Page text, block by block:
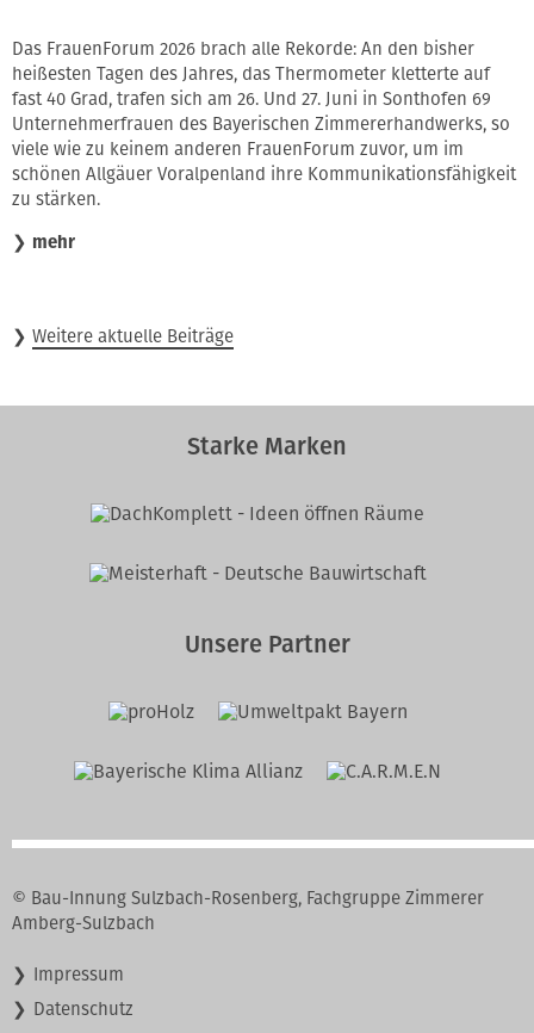
Das FrauenForum 2026 brach alle Rekorde: An den bisher
heißesten Tagen des Jahres, das Thermometer kletterte auf
fast 40 Grad, trafen sich am 26. Und 27. Juni in Sonthofen 69
Unternehmerfrauen des Bayerischen Zimmererhandwerks, so
viele wie zu keinem anderen FrauenForum zuvor, um im
schönen Allgäuer Voralpenland ihre Kommunikationsfähigkeit
zu stärken.
❯ mehr
❯ Weitere aktuelle Beiträge
Starke Marken
Unsere Partner
© Bau-Innung Sulzbach-Rosenberg, Fachgruppe Zimmerer
Amberg-Sulzbach
Navigation
Impressum
Datenschutz